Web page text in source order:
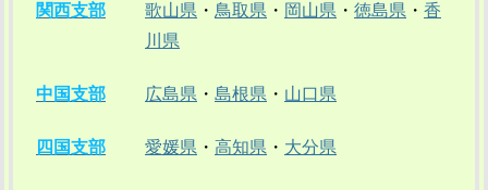
関西支部
歌山県 ・ 鳥取県 ・ 岡山県 ・ 徳島県 ・ 香
川県
中国支部 広島県 ・ 島根県 ・ 山口県
四国支部 愛媛県 ・ 高知県 ・ 大分県